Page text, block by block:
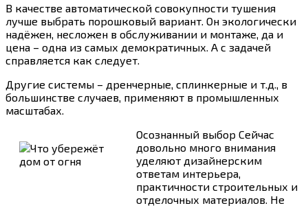
В качестве автоматической совокупности тушения
лучше выбрать порошковый вариант. Он экологически
надёжен, несложен в обслуживании и монтаже, да и
цена – одна из самых демократичных. А с задачей
справляется как следует.
Другие системы – дренчерные, сплинкерные и т.д., в
большинстве случаев, применяют в промышленных
масштабах.
Осознанный выбор Сейчас
довольно много внимания
уделяют дизайнерским
ответам интерьера,
практичности строительных и
отделочных материалов. Не